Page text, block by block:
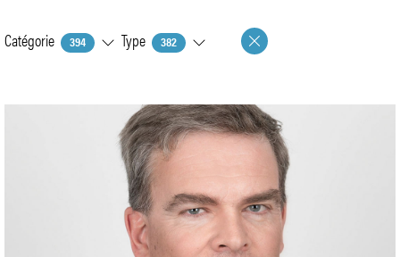
Catégorie 394 Type 382